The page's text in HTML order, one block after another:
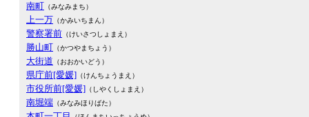
南町 （みなみまち）
上一万 （かみいちまん）
警察署前 （けいさつしょまえ）
勝山町 （かつやまちょう）
大街道 （おおかいどう）
県庁前[愛媛] （けんちょうまえ）
市役所前[愛媛] （しやくしょまえ）
南堀端 （みなみほりばた）